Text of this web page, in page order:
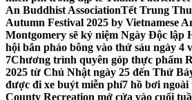
An Buddhist AssociationTết Trung
Autumn Festival 2025 by Vietnamese
Montgomery sẽ kỷ niệm Ngày Độc lập
hội bắn pháo bông vào thứ sáu ngày 4
7Chương trình quyên góp thực phẩm
2025 từ Chủ Nhật ngày 25 đến Thứ
được đi xe buýt miễn phí7 hồ bơi
County Recreation mở cửa vào cuối